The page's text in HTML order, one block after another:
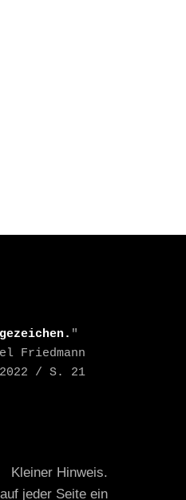
"
/ S. 21
Kleiner Hinweis.
jeder Seite ein